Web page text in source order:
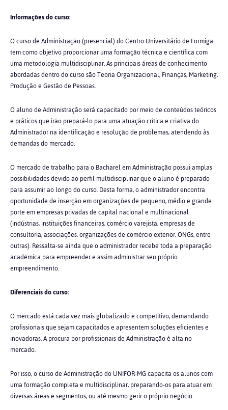
Informações do curso:
O curso de Administração (presencial) doCentro Universitário de Formiga
tem como objetivo proporcionar uma formação técnica e científica com
uma metodologia multidisciplinar. As principais áreas de conhecimento
abordadas dentro do curso são Teoria Organizacional, Finanças, Marketing,
Produção e Gestão de Pessoas.
O aluno de Administração será capacitado por meio de conteúdos teóricos
e práticos que irão prepará-lo para uma atuação crítica e criativa do
Administrador na identificação e resolução de problemas, atendendo às
demandas do mercado.
O mercado de trabalho para o Bacharel em Administração possui amplas
possibilidades devido ao perfil multidisciplinar que o aluno é preparado
para assumir ao longo do curso. Desta forma, o administrador encontra
oportunidade de inserção em organizações de pequeno, médio e grande
porte em empresas privadas de capital nacional e multinacional
(indústrias, instituições financeiras, comércio varejista, empresas de
consultoria, associações, organizações de comércio exterior, ONGs, entre
outras). Ressalta-se ainda que o administrador recebe toda a preparação
acadêmica para empreender e assim administrar seu próprio
empreendimento.
Diferenciais do curso:
O mercado está cada vez mais globalizado e competitivo, demandando
profissionais que sejam capacitados e apresentem soluções eficientes e
inovadoras. A procura por profissionais de Administração é alta no
mercado.
Por isso, o curso de Administração do UNIFOR-MG capacita os alunos com
uma formação completa e multidisciplinar, preparando-os para atuar em
diversas áreas e segmentos, ou até mesmo gerir o próprio negócio.